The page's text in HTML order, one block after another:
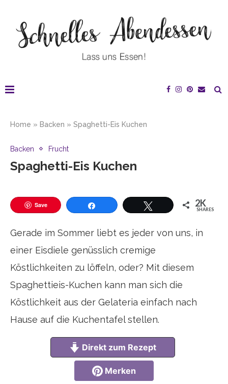
Home » Backen » Spaghetti-Eis Kuchen
Backen Frucht
Spaghetti-Eis Kuchen
Save 2K
SHARES
Gerade im Sommer liebt es jeder von uns, in
einer Eisdiele genüsslich cremige
Köstlichkeiten zu löffeln, oder? Mit diesem
Spaghettieis-Kuchen kann man sich die
Köstlichkeit aus der Gelateria einfach nach
Hause auf die Kuchentafel stellen.
Direkt zum Rezept
Merken